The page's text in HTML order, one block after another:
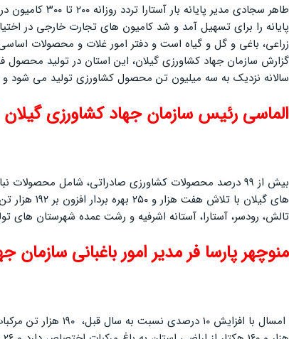
پایانه را برای تسهیل آمد و شد کامیون های تجارت خارجی در
گزارش سازمان جهاد کشاورزی گیلان، این استان در تولید محصول
سالانه نزدیک به سه میلیون تن محصول کشاورزی تولید می شود و ارزش
الماسی رئیس سازمان جهاد کشاورزی گیلان
بیش از ۹۹ درصد محصولات کشاورزی صادراتی، شامل محصولات نباتی و ۹۰ درصد محصولات باغی است
تالش، رودسر، آستارا، آستانه اشرفیه و رشت عمده شهرستان های
منوچهر پارسا فر مدیر امور باغبانی